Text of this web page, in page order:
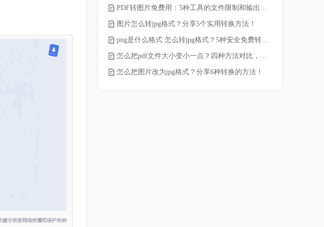
PDF转图片免费用：5种工具的文件限制和输出质量对比！
图片怎么转jpg格式？分享5个实用转换方法！
png是什么格式 怎么转jpg格式？5种安全免费转换方法全解析！
怎么把pdf文件大小变小一点？四种方法对比，一看就懂！
怎么把图片改为jpg格式？分享6种转换的方法！